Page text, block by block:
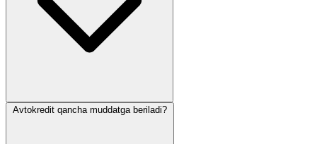
Avtokredit qancha muddatga beriladi?